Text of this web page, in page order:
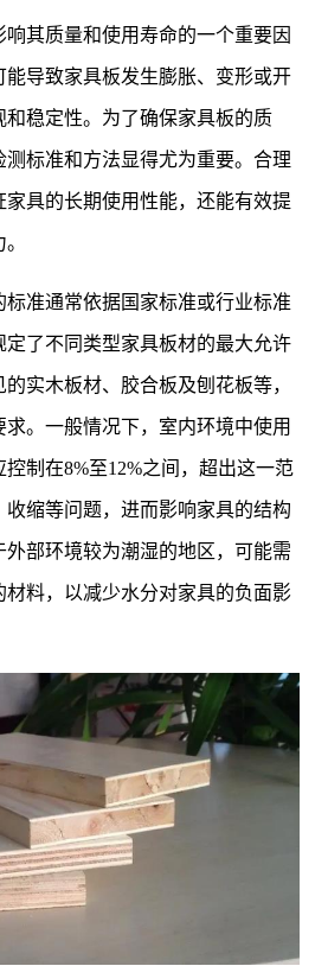
其质量和使用寿命的一个重要因
导致家具板发生膨胀、变形或开
稳定性。为了确保家具板的质
测标准和方法显得尤为重要。合理
家具的长期使用性能，还能有效提
标准通常依据国家标准或行业标准
定了不同类型家具板材的最大允许
实木板材、胶合板及刨花板等，
。一般情况下，室内环境中使用
制在8%至12%之间，超出这一范
收缩等问题，进而影响家具的结构
部环境较为潮湿的地区，可能需
料，以减少水分对家具的负面影